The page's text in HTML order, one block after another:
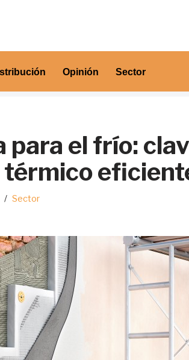
Opinión Sector
para el frío:
térmico
Sector